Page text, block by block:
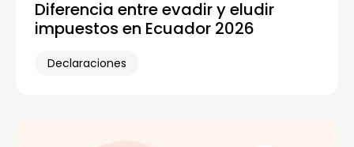
Diferencia entre evadir y eludir
impuestos en Ecuador 2026
Declaraciones